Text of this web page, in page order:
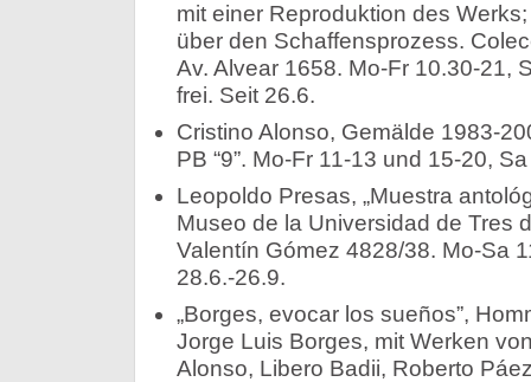
mit einer Reproduktion des
über den Schaffensprozess.
Av. Alvear 1658. Mo-Fr 10.30-21,
frei. Seit 26.6.
Cristino Alonso, Gemälde 1983-
PB “9”. Mo-Fr 11-13 und 15-20,
Leopoldo Presas, „Muestra
Museo de la Universidad de Tres
Valentín Gómez 4828/38. Mo-Sa
28.6.-26.9.
„Borges, evocar los sueños”,
Jorge Luis Borges, mit Werken
Alonso, Libero Badii, Roberto